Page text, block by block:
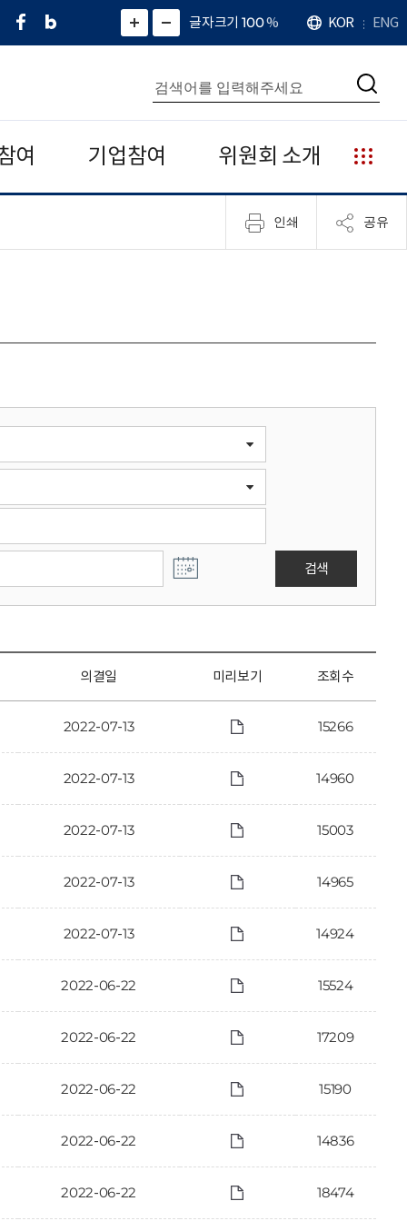
페
네
그
)
화
면
면
소
확
대
치
글자크기 100%
언
어
KOR ENG
통
합
검
색
검
여 기업참여 위원회 소개
누
리
집
안
인쇄 공유
검색
의결일 미리보기 조회수
2022-07-13 15266
2022-07-13 14960
2022-07-13 15003
2022-07-13 14965
2022-07-13 14924
2022-06-22 15524
2022-06-22 17209
2022-06-22 15190
2022-06-22 14836
2022-06-22 18474